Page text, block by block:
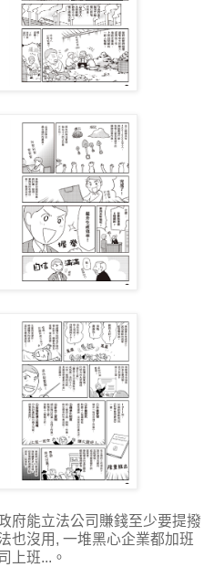
府能立法公司賺錢至少要提撥
也沒用, 一堆黑心企業都加班
上班...。